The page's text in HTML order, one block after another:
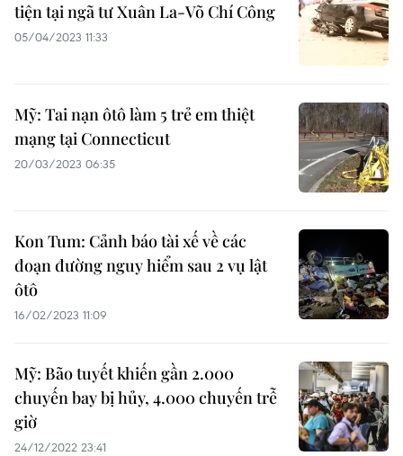
tiện tại ngã tư Xuân La-Võ Chí Công
05/04/2023 11:33
Mỹ: Tai nạn ôtô làm 5 trẻ em thiệt
mạng tại Connecticut
20/03/2023 06:35
Kon Tum: Cảnh báo tài xế về các
đoạn đường nguy hiểm sau 2 vụ lật
ôtô
16/02/2023 11:09
Mỹ: Bão tuyết khiến gần 2.000
chuyến bay bị hủy, 4.000 chuyến trễ
giờ
24/12/2022 23:41